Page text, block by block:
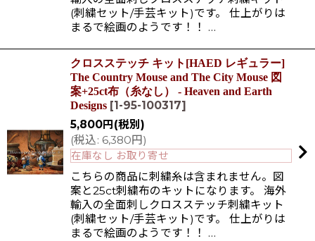
(刺繍セット/手芸キット)です。 仕上がりは
まるで絵画のようです！！ …
クロスステッチ キット[HAED レギュラー]
The Country Mouse and The City Mouse 図
案+25ct布（糸なし） - Heaven and Earth
Designs [1-95-100317]
5,800円 (税別)
(税込: 6,380円 )
在庫なし お取り寄せ
こちらの商品に刺繍糸は含まれません。図
案と25ct刺繍布のキットになります。 海外
輸入の全面刺しクロスステッチ刺繍キット
(刺繍セット/手芸キット)です。 仕上がりは
まるで絵画のようです！！ …